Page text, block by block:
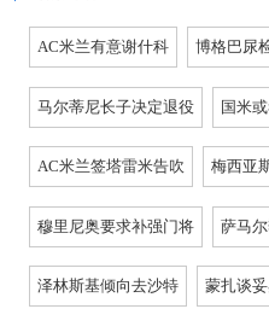
AC米兰有意谢什科 博格巴尿
马尔蒂尼长子决定退役 国米
AC米兰签塔雷米告吹 梅西亚
穆里尼奥要求补强门将 萨马
泽林斯基倾向去沙特 蒙扎谈